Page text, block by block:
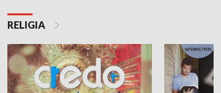
RELIGIA